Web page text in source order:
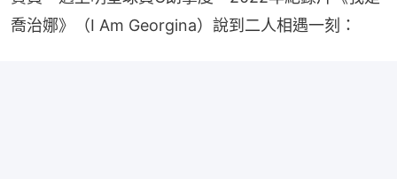
喬治娜》（I Am Georgina）說到二人相遇一刻：